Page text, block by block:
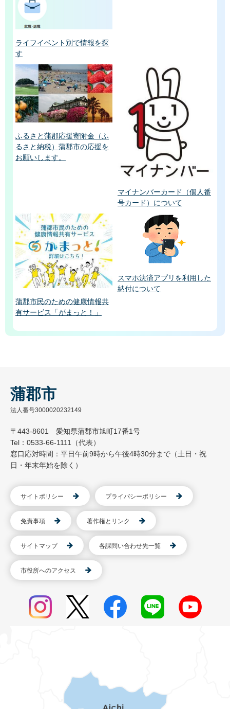
ライフイベント別で情報を探
す
ふるさと蒲郡応援寄附金（ふ
るさと納税）蒲郡市の応援を
お願いします。
マイナンバーカード（個人番
号カード）について
蒲郡市民のための健康情報共
有サービス「がまっと！」
スマホ決済アプリを利用した
納付について
蒲郡市
法人番号3000020232149
〒443-8601 愛知県蒲郡市旭町17番1号
Tel：0533-66-1111（代表）
窓口応対時間：平日午前9時から午後4時30分まで（土日・祝
日・年末年始を除く）
サイトポリシー プライバシーポリシー
免責事項 著作権とリンク
サイトマップ 各課問い合わせ先一覧
市役所へのアクセス